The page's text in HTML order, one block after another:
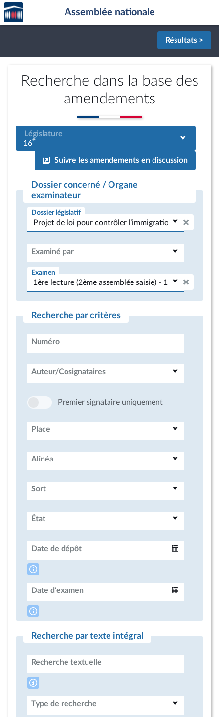
Aller au contenu
Aller en bas de la page
Accèder
à la
page
Assemblée nationale
Résultats >
Recherche dans la base des
amendements
Législature
16e
Suivre les amendements en discussion
Dossier concerné / Organe
examinateur
Dossier législatif
Examiné par
Examen
Recherche par critères
Numéro
Auteur/Cosignataires
Premier signataire uniquement
Place
Alinéa
Sort
État
Date de dépôt
Date d'examen
Recherche par texte intégral
Recherche textuelle
Type de recherche